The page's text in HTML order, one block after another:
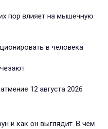
пор влияет на мышечную
в человека
12 августа 2026
и как он выглядит. В чем